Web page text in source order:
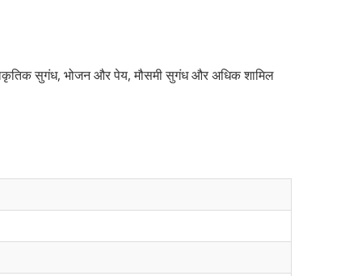
सुगंध, भोजन और पेय, मौसमी सुगंध और अधिक शामिल